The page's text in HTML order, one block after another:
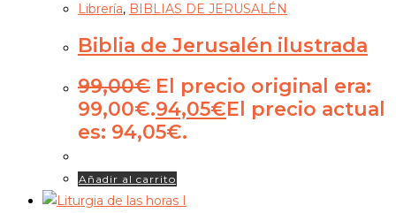
Librería, BIBLIAS DE JERUSALÉN
Biblia de Jerusalén ilustrada
99,00€ El precio original era:
99,00€.94,05€El precio actual
es: 94,05€.
Añadir al carrito